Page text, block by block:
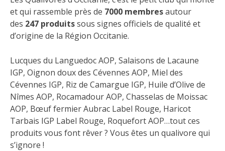
et qui rassemble près de 7000 membresautour
des 247 produitssous signes officiels de qualité et
d’origine de la Région Occitanie.
Lucques du Languedoc AOP, Salaisons de Lacaune
IGP, Oignon doux des Cévennes AOP, Miel des
Cévennes IGP, Riz de Camargue IGP, Huile d’Olive de
Nîmes AOP, Rocamadour AOP, Chasselas de Moissac
AOP, Bœuf fermier Aubrac Label Rouge, Haricot
Tarbais IGP Label Rouge, Roquefort AOP…tout ces
produits vous font rêver ? Vous êtes un qualivore qui
s’ignore !